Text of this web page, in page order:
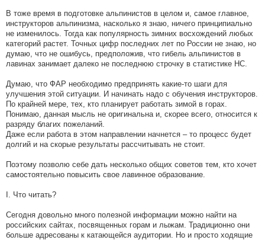
В тоже время в подготовке альпинистов в целом и, самое главное,
инструкторов альпинизма, насколько я знаю, ничего принципиально
не изменилось. Тогда как популярность зимних восхождений любых
категорий растет. Точных цифр последних лет по России не знаю, но
думаю, что не ошибусь, предположив, что гибель альпинистов в
лавинах занимает далеко не последнюю строчку в статистике НС.
Думаю, что ФАР необходимо предпринять какие-то шаги для
улучшения этой ситуации. И начинать надо с обучения инструкторов.
По крайней мере, тех, кто планирует работать зимой в горах.
Понимаю, данная мысль не оригинальна и, скорее всего, относится к
разряду благих пожеланий.
Даже если работа в этом направлении начнется – то процесс будет
долгий и на скорые результаты рассчитывать не стоит.
Поэтому позволю себе дать несколько общих советов тем, кто хочет
самостоятельно повысить свое лавинное образование.
I. Что читать?
Сегодня довольно много полезной информации можно найти на
российских сайтах, посвященных горам и лыжам. Традиционно они
больше адресованы к катающейся аудитории. Но и просто ходящие